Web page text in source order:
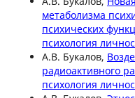
метаболизма
психических
психология
А.В. Букалов,
радиоактивного
психология